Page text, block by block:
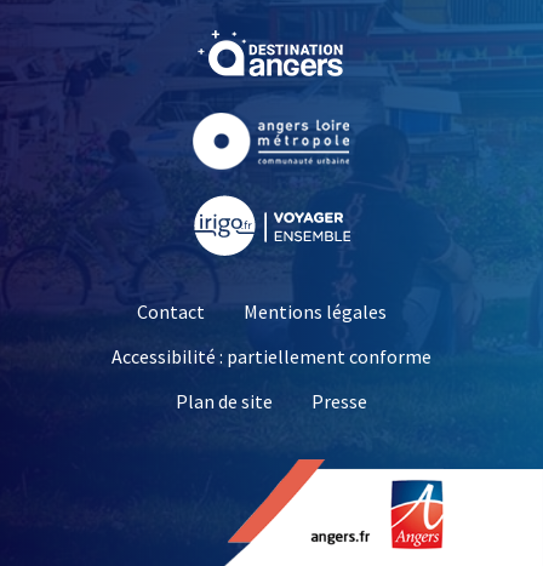
, Ouvre une nouvelle
, Ouvre une nouvelle
Contact
Mentions légales
Accessibilité : partiellement conforme
Plan de site
Presse